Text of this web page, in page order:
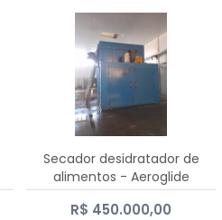
Secador desidratador de
alimentos - Aeroglide
R$ 450.000,00